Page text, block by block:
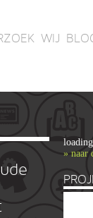
WIJ
» naar